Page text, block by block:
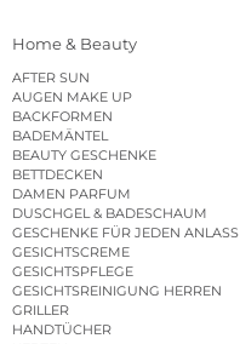
Home & Beauty
AFTER SUN
AUGEN MAKE UP
BACKFORMEN
BADEMÄNTEL
BEAUTY GESCHENKE
BETTDECKEN
DAMEN PARFUM
DUSCHGEL & BADESCHAUM
GESCHENKE FÜR JEDEN ANLASS
GESICHTSCREME
GESICHTSPFLEGE
GESICHTSREINIGUNG HERREN
GRILLER
HANDTÜCHER